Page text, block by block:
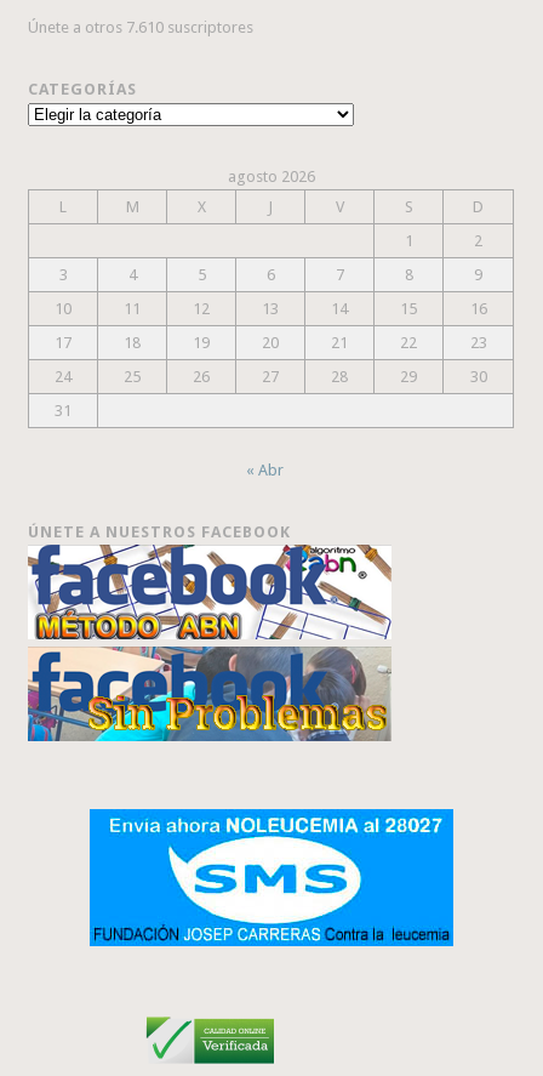
Únete a otros 7.610 suscriptores
CATEGORÍAS
Categorías
agosto 2026
L
M X J V S
D
1
2
3
4 5 6 7 8
9
10
11 12 13 14 15
16
17
18 19 20 21 22
23
24
25 26 27 28 29
30
31
« Abr
ÚNETE A NUESTROS FACEBOOK